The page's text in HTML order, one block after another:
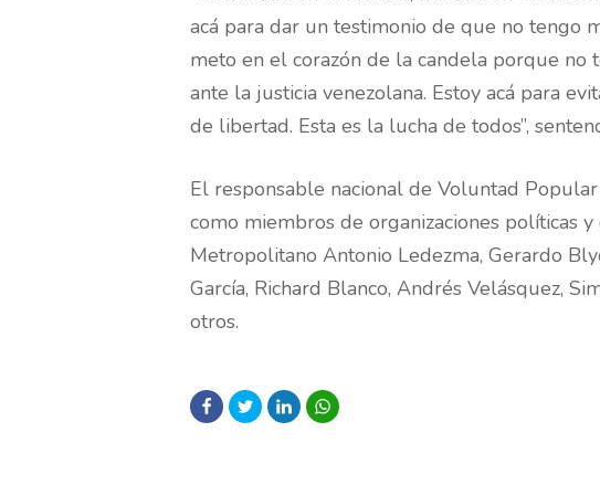
acá para dar un testimonio de que no tengo
meto en el corazón de la candela porque no
ante la justicia venezolana. Estoy acá para
de libertad. Esta es la lucha de todos”,
El responsable nacional de Voluntad
como miembros de organizaciones políticas
Metropolitano Antonio Ledezma, Gerardo
García, Richard Blanco, Andrés Velásquez,
otros.